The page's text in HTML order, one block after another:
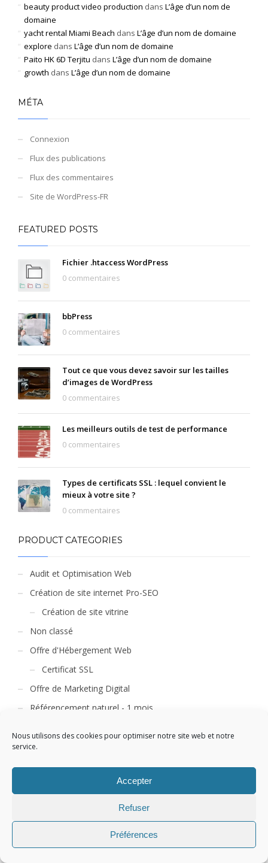
Nous utilisons des cookies pour optimiser notre site web et notre
service.
Accepter
Refuser
Préférences
beauty product video production dans L’âge d’un nom de
domaine
yacht rental Miami Beach dans L’âge d’un nom de domaine
explore dans L’âge d’un nom de domaine
Paito HK 6D Terjitu dans L’âge d’un nom de domaine
growth dans L’âge d’un nom de domaine
MÉTA
Connexion
Flux des publications
Flux des commentaires
Site de WordPress-FR
FEATURED POSTS
Fichier .htaccess WordPress
0 commentaires
bbPress
0 commentaires
Tout ce que vous devez savoir sur les tailles
d’images de WordPress
0 commentaires
Les meilleurs outils de test de performance
0 commentaires
Types de certificats SSL : lequel convient le
mieux à votre site ?
0 commentaires
PRODUCT CATEGORIES
Audit et Optimisation Web
Création de site internet Pro-SEO
Création de site vitrine
Non classé
Offre d'Hébergement Web
Certificat SSL
Offre de Marketing Digital
Référencement naturel - 1 mois
Référencement naturel - 6 mois
Référencement naturel RGG
Référencement Payant
Referencement Social SMO